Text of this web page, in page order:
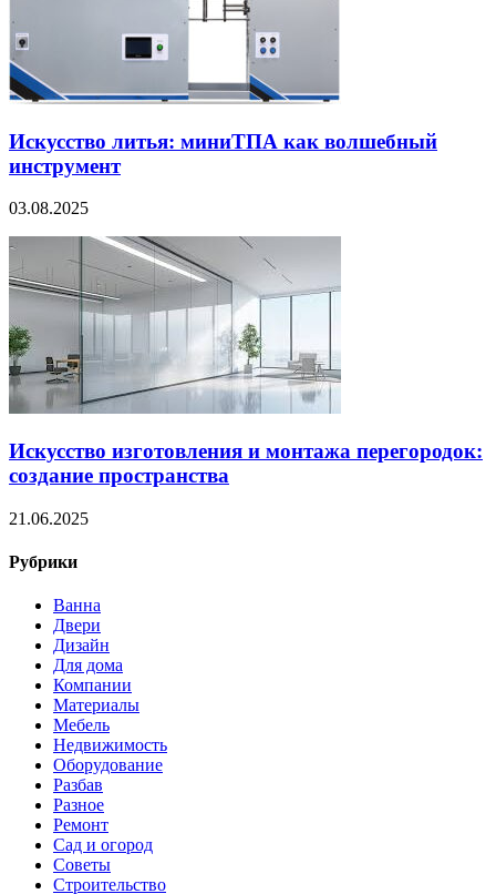
Искусство литья: миниТПА как волшебный
инструмент
03.08.2025
Искусство изготовления и монтажа перегородок:
создание пространства
21.06.2025
Рубрики
Ванна
Двери
Дизайн
Для дома
Компании
Материалы
Мебель
Недвижимость
Оборудование
Разбав
Разное
Ремонт
Сад и огород
Советы
Строительство